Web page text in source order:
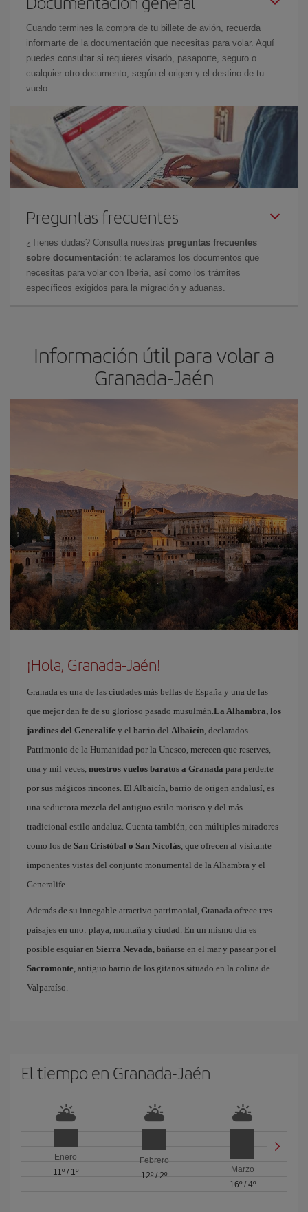
Cuando termines la compra de tu billete de avión, recuerda
informarte de la documentación que necesitas para volar. Aquí
puedes consultar si requieres visado, pasaporte, seguro o
cualquier otro documento, según el origen y el destino de tu
vuelo.
Preguntas frecuentes
¿Tienes dudas? Consulta nuestras preguntas frecuentes
sobre documentación: te aclaramos los documentos que
necesitas para volar con Iberia, así como los trámites
específicos exigidos para la migración y aduanas.
Información útil para volar a
Granada-Jaén
¡Hola, Granada-Jaén!
Granada es una de las ciudades más bellas de España y una de las
que mejor dan fe de su glorioso pasado musulmán.La Alhambra, los
jardines del Generalife y el barrio del Albaicín, declarados
Patrimonio de la Humanidad por la Unesco, merecen que reserves,
una y mil veces, nuestros vuelos baratos a Granada para perderte
por sus mágicos rincones. El Albaicín, barrio de origen andalusí, es
una seductora mezcla del antiguo estilo morisco y del más
tradicional estilo andaluz. Cuenta también, con múltiples miradores
como los de San Cristóbal o San Nicolás, que ofrecen al visitante
imponentes vistas del conjunto monumental de la Alhambra y el
Generalife.
Además de su innegable atractivo patrimonial, Granada ofrece tres
paisajes en uno: playa, montaña y ciudad. En un mismo día es
posible esquiar en Sierra Nevada, bañarse en el mar y pasear por el
Sacromonte, antiguo barrio de los gitanos situado en la colina de
Valparaíso.
El tiempo en Granada-Jaén
Enero
11º/ 1º
Febrero
12º / 2º
Marzo
16º/ 4º